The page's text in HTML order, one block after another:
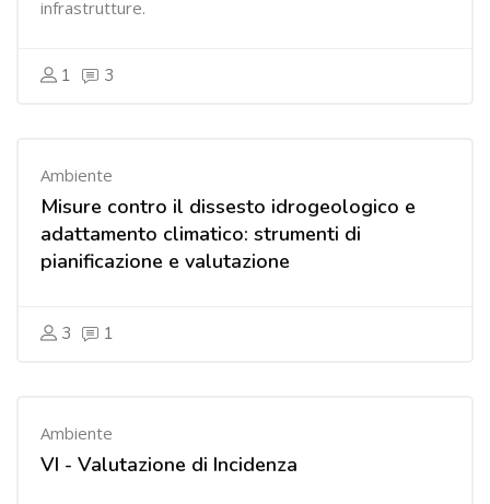
infrastrutture.
1 3
Ambiente
Misure contro il dissesto idrogeologico e
adattamento climatico: strumenti di
pianificazione e valutazione
3 1
Ambiente
VI - Valutazione di Incidenza